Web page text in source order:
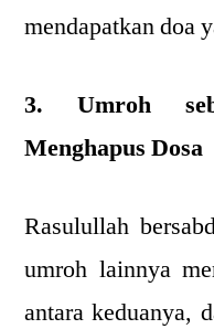
mendapatkan doa
3. Umroh
Menghapus Dosa
Rasulullah
umroh lainnya
antara keduanya,